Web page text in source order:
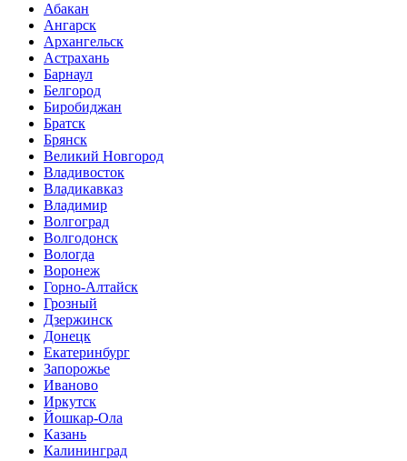
Абакан
Ангарск
Архангельск
Астрахань
Барнаул
Белгород
Биробиджан
Братск
Брянск
Великий Новгород
Владивосток
Владикавказ
Владимир
Волгоград
Волгодонск
Вологда
Воронеж
Горно-Алтайск
Грозный
Дзержинск
Донецк
Екатеринбург
Запорожье
Иваново
Иркутск
Йошкар-Ола
Казань
Калининград